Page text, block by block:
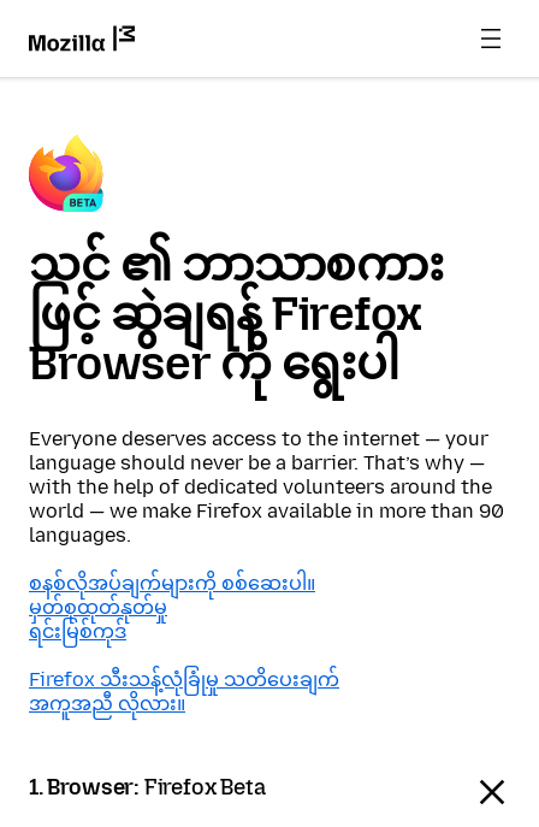
သင် ၏ ဘာသာစကား
ဖြင့် ဆွဲချရန် Firefox
Browser ကို ရွေးပါ
Everyone deserves access to the internet — your
language should never be a barrier. That’s why —
with the help of dedicated volunteers around the
world — we make Firefox available in more than 90
languages.
စနစ်လိုအပ်ချက်များကို စစ်ဆေးပါ။
မှတ်စုထုတ်နုတ်မှု
ရင်းမြစ်ကုဒ်
Firefox သီးသန့်လုံခြုံမှု သတိပေးချက်
အကူအညီ လိုလား။
1. Browser: Firefox Beta